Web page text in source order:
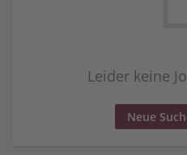
Leider keine
Neue